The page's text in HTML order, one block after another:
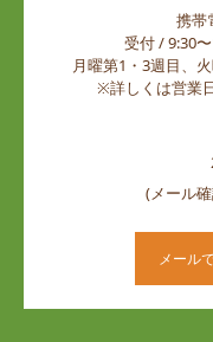
携帯
受付 / 9:30
月曜第1・3週目、
※詳しくは営業
(メール
メール